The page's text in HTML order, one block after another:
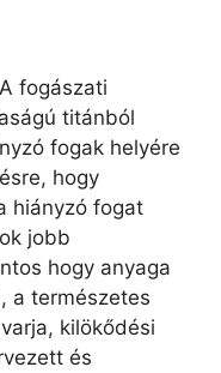
fogászati
titánból
fogak helyére
hogy
hiányzó fogat
jobb
hogy anyaga
a természetes
kilökődési
és